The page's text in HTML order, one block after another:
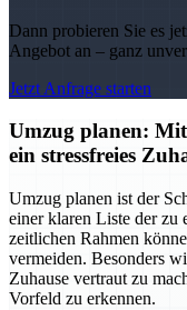
Dann probieren Sie es
Angebot an – ganz
Jetzt Anfrage starten
Umzug planen: Mit
ein stressfreies
Umzug planen ist der
einer klaren Liste der zu
zeitlichen Rahmen
vermeiden. Besonders
Zuhause vertraut zu
Vorfeld zu erkennen.